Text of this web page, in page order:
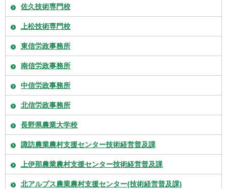
佐久技術専門校
上松技術専門校
東信労政事務所
南信労政事務所
中信労政事務所
北信労政事務所
長野県農業大学校
諏訪農業農村支援センター技術経営普及課
上伊那農業農村支援センター技術経営普及課
北アルプス農業農村支援センター(技術経営普及課)